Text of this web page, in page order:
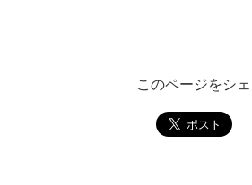
このページをシ